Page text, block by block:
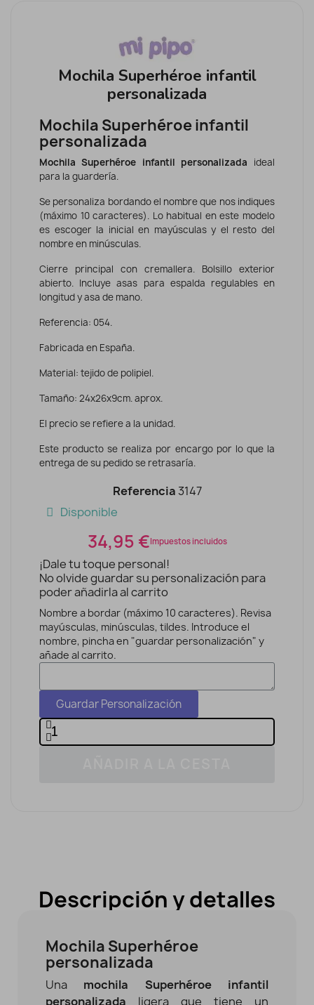
Mochila Superhéroe infantil
personalizada
Mochila Superhéroe infantil
personalizada
Mochila Superhéroe infantil personalizada ideal
para la guardería.
Se personaliza bordando el nombre que nos indiques
(máximo 10 caracteres). Lo habitual en este modelo
es escoger la inicial en mayúsculas y el resto del
nombre en minúsculas.
Cierre principal con cremallera. Bolsillo exterior
abierto. Incluye asas para espalda regulables en
longitud y asa de mano.
Referencia: 054.
Fabricada en España.
Material: tejido de polipiel.
Tamaño: 24x26x9cm. aprox.
El precio se refiere a la unidad.
Este producto se realiza por encargo por lo que la
entrega de su pedido se retrasaría.
Referencia 3147
Disponible
34,95 €Impuestos incluidos
¡Dale tu toque personal!
No olvide guardar su personalización para
poder añadirla al carrito
Nombre a bordar (máximo 10 caracteres). Revisa
mayúsculas, minúsculas, tildes. Introduce el
nombre, pincha en "guardar personalización" y
añade al carrito.
Guardar Personalización
Descripción y detalles
Mochila Superhéroe
personalizada
Una mochila Superhéroe infantil
personalizada ligera que tiene un